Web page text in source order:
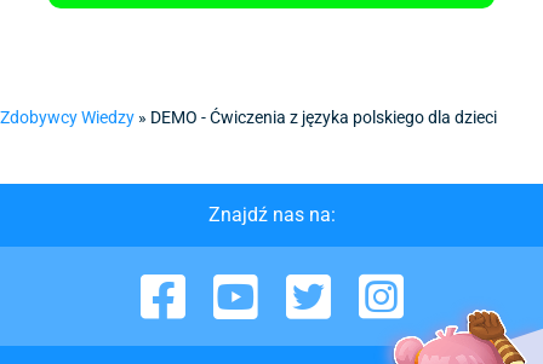
Zdobywcy Wiedzy » DEMO - Ćwiczenia z języka polskiego dla dzieci
Znajdź nas na:
Facebook YouTube Twitter Instagram